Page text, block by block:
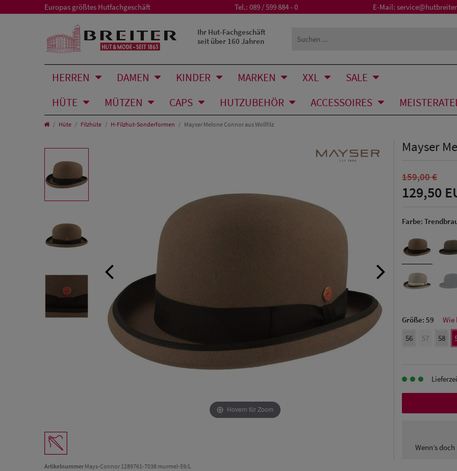
Europas größtes Hutfachgeschäft Tel.: 089 / 599 884 - 0 E-Mail:
Ihr Hut-Fachgeschäft
seit über 160 Jahren
HERREN DAMEN KINDER MARKEN XXL
SALE
HÜTE
MÜTZEN CAPS HUTZUBEHÖR ACCESSOIRES
Hüte Filzhüte H-Filzhut-Sonderformen Mayser Melone Connor aus Wollfilz
Hovern für Zoom
ArtikelnummerMays-Connor 1289761-7038 murmel-59/L
Mayser
159,00 €
129,50
Farbe:
Größe: 59
Wie
56
57 58
Wenn’s